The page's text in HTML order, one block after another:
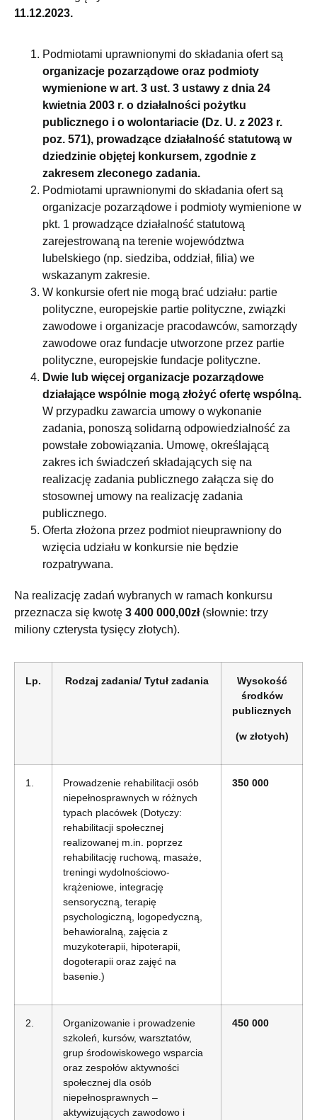
11.12.2023.
Podmiotami uprawnionymi do składania ofert są
organizacje pozarządowe oraz podmioty
wymienione w art. 3 ust. 3 ustawy z dnia 24
kwietnia 2003 r. o działalności pożytku
publicznego i o wolontariacie (Dz. U. z 2023 r.
poz. 571), prowadzące działalność statutową w
dziedzinie objętej konkursem, zgodnie z
zakresem zleconego zadania.
Podmiotami uprawnionymi do składania ofert są
organizacje pozarządowe i podmioty wymienione w
pkt. 1 prowadzące działalność statutową
zarejestrowaną na terenie województwa
lubelskiego (np. siedziba, oddział, filia) we
wskazanym zakresie.
W konkursie ofert nie mogą brać udziału: partie
polityczne, europejskie partie polityczne, związki
zawodowe i organizacje pracodawców, samorządy
zawodowe oraz fundacje utworzone przez partie
polityczne, europejskie fundacje polityczne.
Dwie lub więcej organizacje pozarządowe
działające wspólnie mogą złożyć ofertę wspólną.
W przypadku zawarcia umowy o wykonanie
zadania, ponoszą solidarną odpowiedzialność za
powstałe zobowiązania. Umowę, określającą
zakres ich świadczeń składających się na
realizację zadania publicznego załącza się do
stosownej umowy na realizację zadania
publicznego.
Oferta złożona przez podmiot nieuprawniony do
wzięcia udziału w konkursie nie będzie
rozpatrywana.
Na realizację zadań wybranych w ramach konkursu
przeznacza się kwotę 3 400 000,00zł(słownie: trzy
miliony czterysta tysięcy złotych).
Lp. Rodzaj zadania/ Tytuł zadania
Wysokość
środków
publicznych
(w złotych)
1.
Prowadzenie rehabilitacji osób
niepełnosprawnych w różnych
typach placówek (Dotyczy:
rehabilitacji społecznej
realizowanej m.in. poprzez
rehabilitację ruchową, masaże,
treningi wydolnościowo-
krążeniowe, integrację
sensoryczną, terapię
psychologiczną, logopedyczną,
behawioralną, zajęcia z
muzykoterapii, hipoterapii,
dogoterapii oraz zajęć na
basenie.)
350 000
2.
Organizowanie i prowadzenie
szkoleń, kursów, warsztatów,
grup środowiskowego wsparcia
oraz zespołów aktywności
społecznej dla osób
niepełnosprawnych –
aktywizujących zawodowo i
450 000